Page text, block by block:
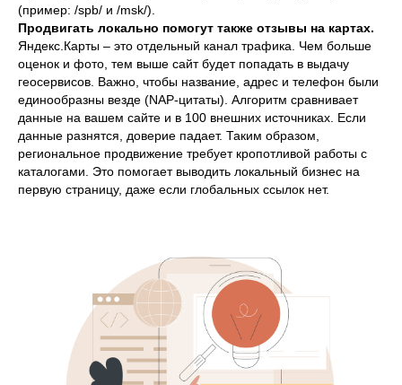
(пример: /spb/ и /msk/).
Продвигать локально помогут также отзывы на картах.
Яндекс.Карты – это отдельный канал трафика. Чем больше
оценок и фото, тем выше сайт будет попадать в выдачу
геосервисов. Важно, чтобы название, адрес и телефон были
единообразны везде (NAP-цитаты). Алгоритм сравнивает
данные на вашем сайте и в 100 внешних источниках. Если
данные разнятся, доверие падает. Таким образом,
региональное продвижение требует кропотливой работы с
каталогами. Это помогает выводить локальный бизнес на
первую страницу, даже если глобальных ссылок нет.